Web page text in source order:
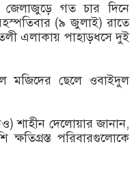
জেলাজুড়ে গত চার দিনে
(৯ জুলাই) রাতে
এলাকায় পাহাড়ধসে দুই
মজিদের ছেলে ওবাইদুল
শাহীন দেলোয়ার জানান,
ক্ষতিগ্রস্ত পরিবারগুলোকে